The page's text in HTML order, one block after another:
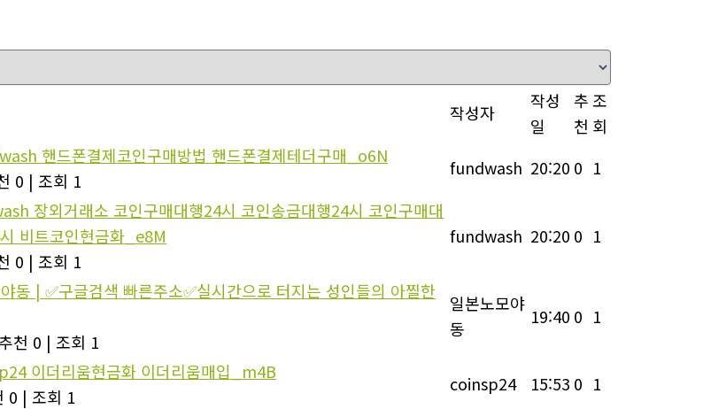
작성자
작성
일
추
천
조
회
핸드폰결제코인구매방법 핸드폰결제테더구매_o6N
0 | 조회 1
fundwash 20:20 0 1
장외거래소 코인구매대행24시 코인송금대행24시 코인구매대
비트코인현금화_e8M
0 | 조회 1
fundwash 20:20 0 1
동 | ✅구글검색 빠른주소✅실시간으로 터지는 성인들의 아찔한
추천 0 | 조회 1
일본노모야
동
19:40 0 1
이더리움현금화 이더리움매입_m4B
0 | 조회 1
coinsp24 15:53 0 1